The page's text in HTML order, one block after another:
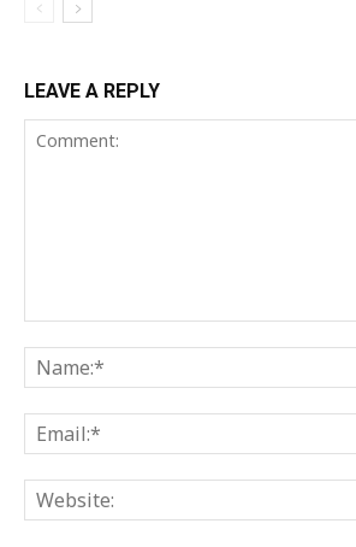
LEAVE A REPLY